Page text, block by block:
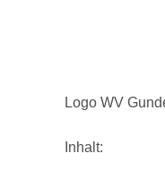
Logo WV
Inhalt: